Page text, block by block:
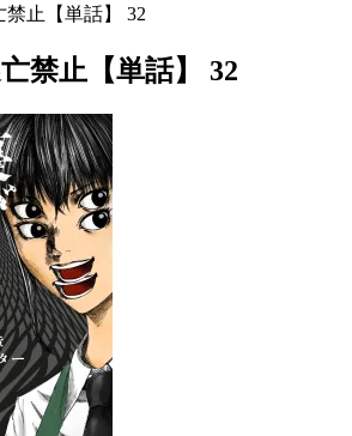
止【単話】 32
禁止【単話】 32